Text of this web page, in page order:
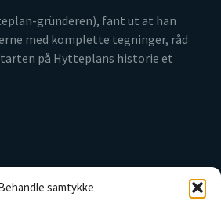
samtykke
gründeren), fant ut at han
med komplette tegninger, råd
på Hytteplans historie et